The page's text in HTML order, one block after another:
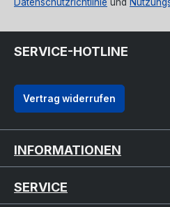
SERVICE-HOTLINE
Vertrag widerrufen
INFORMATIONEN
SERVICE